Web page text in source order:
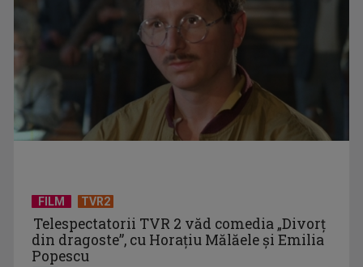
Piesa Angelei Similea „După noapte vine zi” – pe podium şi
acum în inimile ...
FILM TVR2
Telespectatorii TVR 2 văd comedia „Divorţ
din dragoste”, cu Horaţiu Mălăele şi Emilia
Popescu